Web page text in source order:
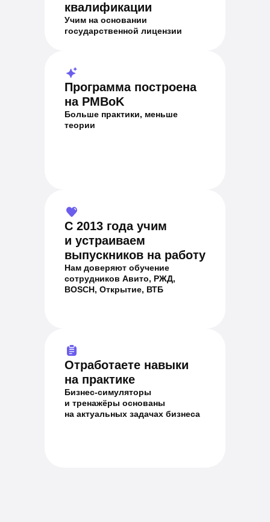
квалификации
Учим на основании
государственной лицензии
Программа построена
на PMBoK
Больше практики, меньше
теории
С 2013 года учим
и устраиваем
выпускников на работу
Нам доверяют обучение
сотрудников Авито, РЖД,
BOSCH, Открытие, ВТБ
Отработаете навыки
на практике
Бизнес-симуляторы
и тренажёры основаны
на актуальных задачах бизнеса